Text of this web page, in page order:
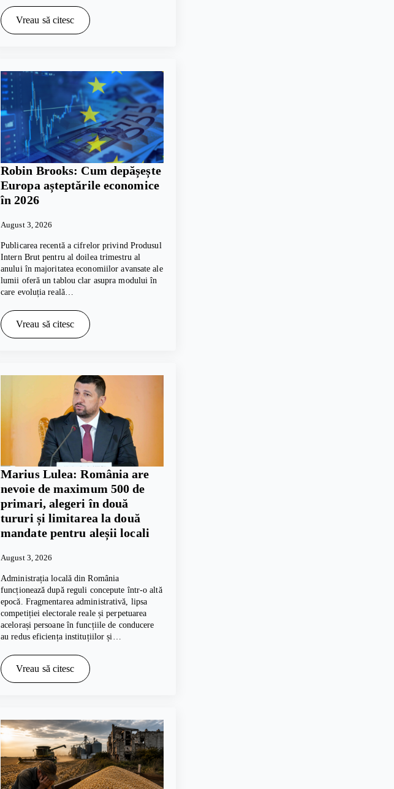
Vreau să citesc
Robin Brooks: Cum depășește
Europa așteptările economice
în 2026
August 3, 2026
Publicarea recentă a cifrelor privind Produsul
Intern Brut pentru al doilea trimestru al
anului în majoritatea economiilor avansate ale
lumii oferă un tablou clar asupra modului în
care evoluția reală…
Vreau să citesc
Marius Lulea: România are
nevoie de maximum 500 de
primari, alegeri în două
tururi și limitarea la două
mandate pentru aleșii locali
August 3, 2026
Administrația locală din România
funcționează după reguli concepute într-o altă
epocă. Fragmentarea administrativă, lipsa
competiției electorale reale și perpetuarea
acelorași persoane în funcțiile de conducere
au redus eficiența instituțiilor și…
Vreau să citesc